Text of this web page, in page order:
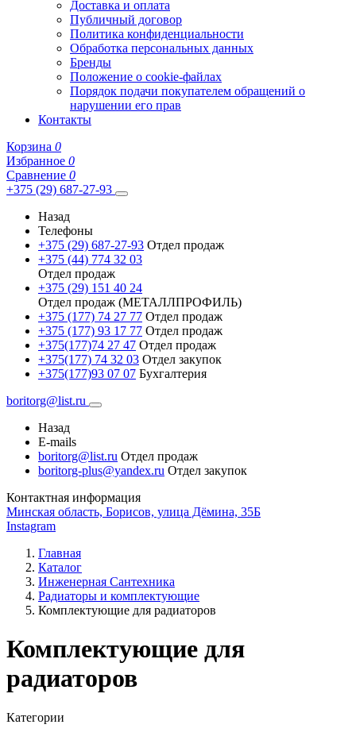
Доставка и оплата
Публичный договор
Политика конфиденциальности
Обработка персональных данных
Бренды
Положение о cookie-файлах
Порядок подачи покупателем обращений о
нарушении его прав
Контакты
Корзина 0
Избранное 0
Сравнение 0
+375 (29) 687-27-93
Назад
Телефоны
+375 (29) 687-27-93 Отдел продаж
+375 (44) 774 32 03
Отдел продаж
+375 (29) 151 40 24
Отдел продаж (МЕТАЛЛПРОФИЛЬ)
+375 (177) 74 27 77 Отдел продаж
+375 (177) 93 17 77 Отдел продаж
+375(177)74 27 47 Отдел продаж
+375(177) 74 32 03 Отдел закупок
+375(177)93 07 07 Бухгалтерия
boritorg@list.ru
Назад
E-mails
boritorg@list.ru Отдел продаж
boritorg-plus@yandex.ru Отдел закупок
Контактная информация
Минская область, Борисов, улица Дёмина, 35Б
Instagram
Главная
Каталог
Инженерная Сантехника
Радиаторы и комплектующие
Комплектующие для радиаторов
Комплектующие для
радиаторов
Категории